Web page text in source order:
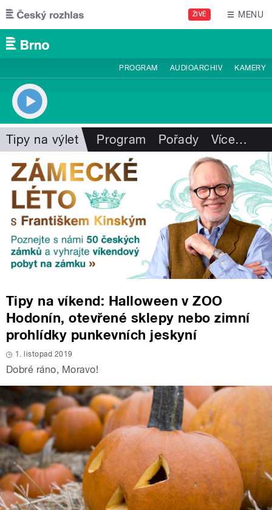
Přejít k hlavnímu obsahu
ŽIVĚ MENU
PROGRAM AUDIOARCHIV KAMERY
Tipy na výlet Program Pořady Více…
Tipy na víkend: Halloween v ZOO
Hodonín, otevřené sklepy nebo zimní
prohlídky punkevních jeskyní
1. listopad 2019
Dobré ráno, Moravo!